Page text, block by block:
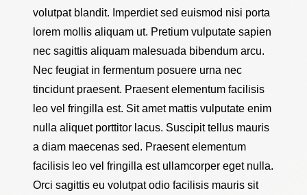
volutpat blandit. Imperdiet sed euismod nisi porta
lorem mollis aliquam ut. Pretium vulputate sapien
nec sagittis aliquam malesuada bibendum arcu.
Nec feugiat in fermentum posuere urna nec
tincidunt praesent. Praesent elementum facilisis
leo vel fringilla est. Sit amet mattis vulputate enim
nulla aliquet porttitor lacus. Suscipit tellus mauris
a diam maecenas sed. Praesent elementum
facilisis leo vel fringilla est ullamcorper eget nulla.
Orci sagittis eu volutpat odio facilisis mauris sit